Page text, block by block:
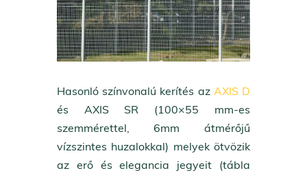
Hasonló színvonalú kerítés az AXIS D
és AXIS SR (100×55 mm-es
szemmérettel, 6mm átmérőjű
vízszintes huzalokkal) melyek ötvözik
az erő és elegancia jegyeit (tábla